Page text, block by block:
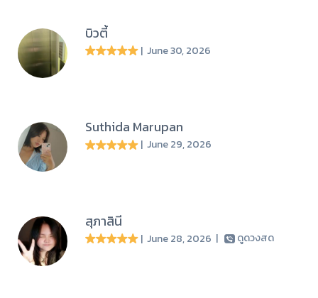
บิวตี้
| June 30, 2026
Suthida Marupan
| June 29, 2026
สุภาสินี
| June 28, 2026 | ดูดวงสด